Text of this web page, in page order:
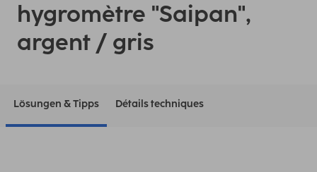
hygromètre "Saipan",
argent / gris
Lösungen & Tipps Détails techniques